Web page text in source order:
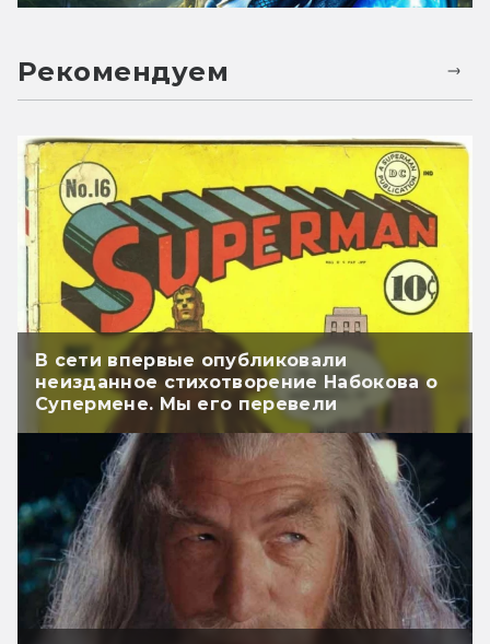
Рекомендуем
В сети впервые опубликовали
неизданное стихотворение Набокова о
Супермене. Мы его перевели